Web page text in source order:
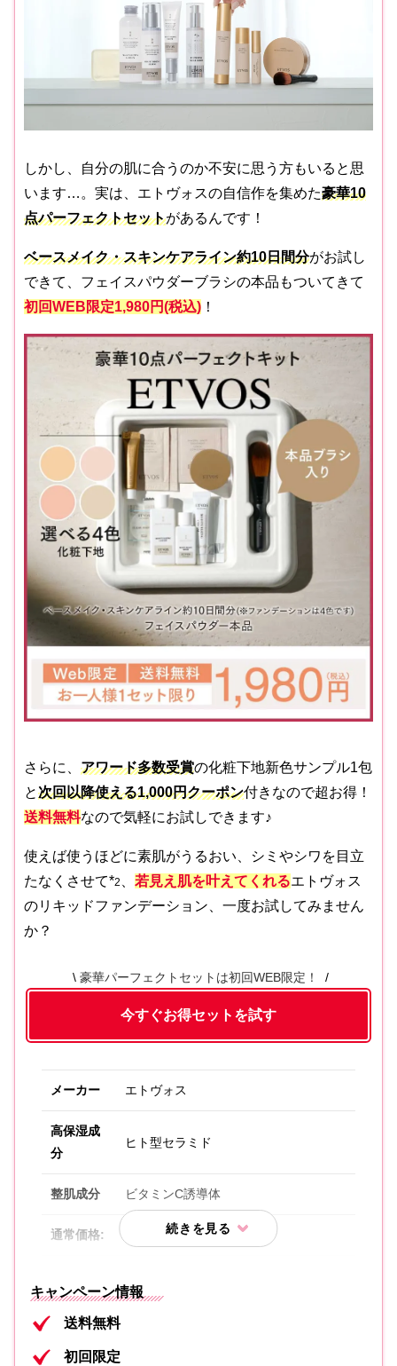
しかし、自分の肌に合うのか不安に思う方もいると思
います…。実は、エトヴォスの自信作を集めた豪華10
点パーフェクトセットがあるんです！
ベースメイク・スキンケアライン約10日間分がお試し
できて、フェイスパウダーブラシの本品もついてきて
初回WEB限定1,980円(税込) ！
さらに、 アワード多数受賞の化粧下地新色サンプル1包
と次回以降使える1,000円クーポン付きなので超お得！
送料無料なので気軽にお試しできます♪
使えば使うほどに素肌がうるおい、シミやシワを目立
たなくさせて*2 若見え肌を叶えてくれるエトヴォス
のリキッドファンデーション、一度お試してみません
か？
豪華パーフェクトセットは初回WEB限定！
今すぐお得セットを試す
メーカー エトヴォス
高保湿成
分
ヒト型セラミド
整肌成分 ビタミンC誘導体
通常価格: 4,400円(税込)
ーン価格
(税込)
キャンペーン情報
送料無料
初回限定